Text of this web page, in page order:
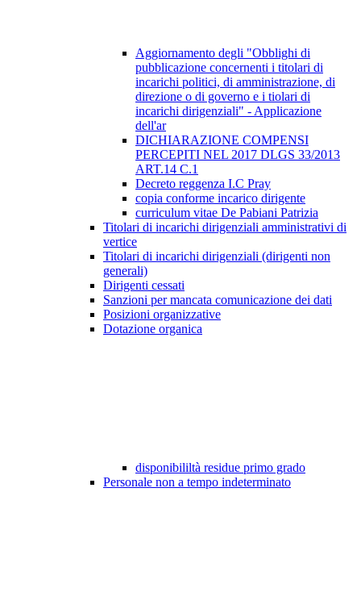
Aggiornamento degli "Obblighi di
pubblicazione concernenti i titolari di
incarichi politici, di amministrazione, di
direzione o di governo e i tiolari di
incarichi dirigenziali" - Applicazione
dell'ar
DICHIARAZIONE COMPENSI
PERCEPITI NEL 2017 DLGS 33/2013
ART.14 C.1
Decreto reggenza I.C Pray
copia conforme incarico dirigente
curriculum vitae De Pabiani Patrizia
Titolari di incarichi dirigenziali amministrativi di
vertice
Titolari di incarichi dirigenziali (dirigenti non
generali)
Dirigenti cessati
Sanzioni per mancata comunicazione dei dati
Posizioni organizzative
Dotazione organica
disponibililtà residue primo grado
Personale non a tempo indeterminato